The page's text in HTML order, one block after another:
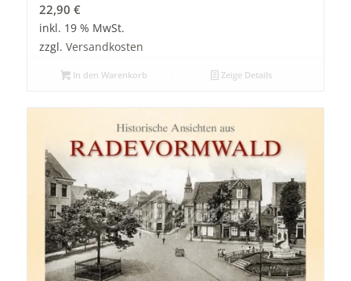
22,90 €
inkl. 19 % MwSt.
zzgl. Versandkosten
In den Warenkorb Zeige Details